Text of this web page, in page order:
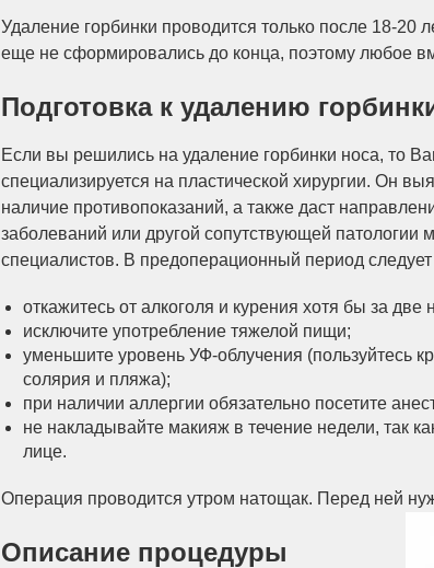
Удаление горбинки проводится только после 18-20
еще не сформировались до конца, поэтому любое
Подготовка к удалению
Если вы решились на удаление горбинки носа, то
специализируется на пластической хирургии. Он
наличие противопоказаний, а также даст
заболеваний или другой сопутствующей патологии
специалистов. В предоперационный период
откажитесь от алкоголя и курения хотя бы за две
исключите употребление тяжелой пищи;
уменьшите уровень УФ-облучения (пользуйтесь
солярия и пляжа);
при наличии аллергии обязательно посетите
не накладывайте макияж в течение недели, так
лице.
Операция проводится утром натощак. Перед ней
Описание процедуры